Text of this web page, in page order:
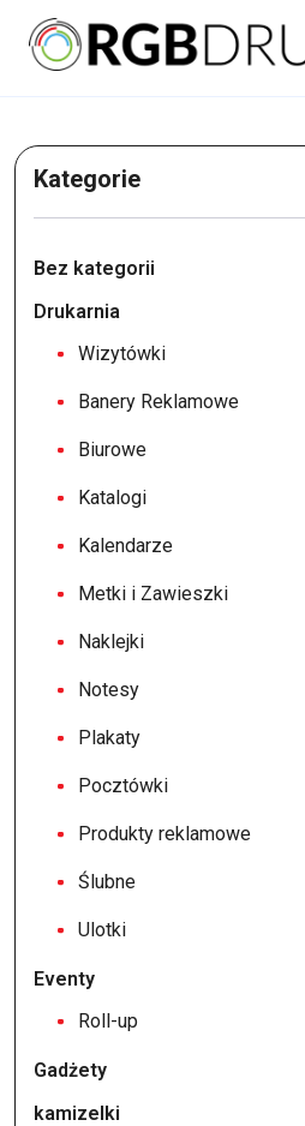
content
Kategorie
Bez kategorii
Drukarnia
Wizytówki
Banery Reklamowe
Biurowe
Katalogi
Kalendarze
Metki i Zawieszki
Naklejki
Notesy
Plakaty
Pocztówki
Produkty reklamowe
Ślubne
Ulotki
Eventy
Roll-up
Gadżety
kamizelki